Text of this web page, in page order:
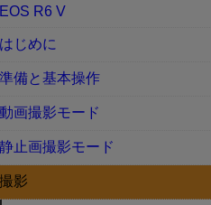
EOS R6 V
はじめに
準備と基本操作
動画撮影モード
静止画撮影モード
撮影